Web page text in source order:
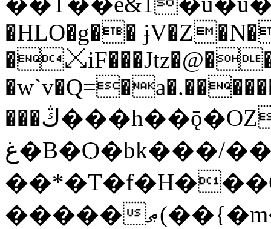
�HLO�g��
���ڭ���h��ǭ�OZ��o��n���h�}
غ�B�Ѻ�bk���/��}�&!
�����ޠ(��{�m�����^~_�zk뇏